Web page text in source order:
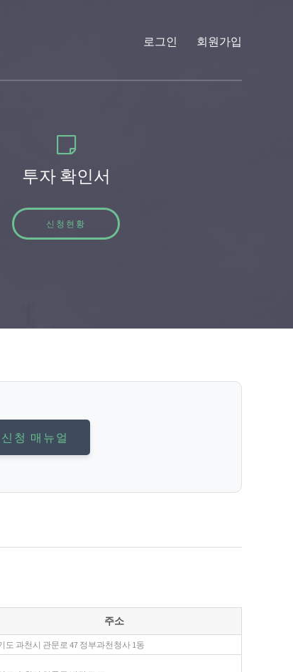
로그인 회원가입
투자 확인서
신청현황
청 매뉴얼
주소
도 과천시 관문로 47 정부과천청사 1동